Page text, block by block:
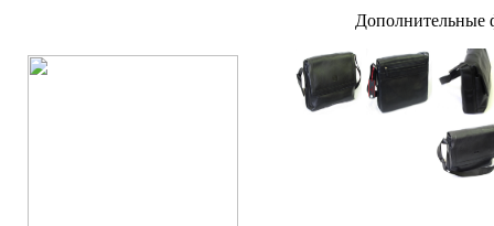
Дополнительные